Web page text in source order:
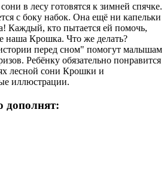
в лесу готовятся к зимней спячке.
с боку набок. Она ещё ни капельки
Каждый, кто пытается ей помочь,
наша Крошка. Что же делать?
перед сном" помогут малышам
Ребёнку обязательно понравится
лесной сони Крошки и
иллюстрации.
дополнят: